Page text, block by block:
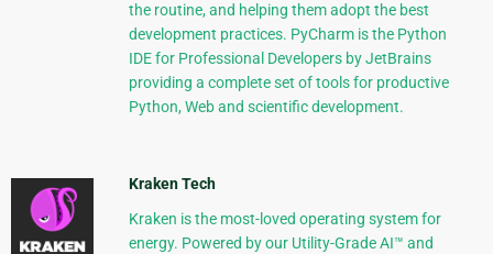
the routine, and helping them adopt the best
development practices. PyCharm is the Python
IDE for Professional Developers by JetBrains
providing a complete set of tools for productive
Python, Web and scientific development.
Kraken Tech
Kraken is the most-loved operating system for
energy. Powered by our Utility-Grade AI™ and